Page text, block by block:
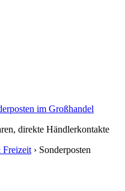
im Großhandel
direkte Händlerkontakte
Freizeit › Sonderposten